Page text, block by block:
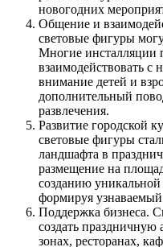
новогодних
Общение и
световые фигуры
Многие инсталляции
взаимодействовать с
внимание детей и
дополнительный
развлечения.
Развитие городской
световые фигуры
ландшафта в
размещение на
созданию
формируя
Поддержка бизнеса.
создать праздничную
зонах, ресторанах,